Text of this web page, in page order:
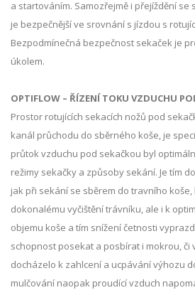
a startováním. Samozřejmě i přejíždění se
je bezpečnější ve srovnání s jízdou s
Bezpodmínečná bezpečnost sekaček je
úkolem.
OPTIFLOW – ŘÍZENÍ TOKU VZDUCHU
Prostor rotujících sekacích nožů pod
kanál průchodu do sběrného koše, je
průtok vzduchu pod sekačkou byl
režimy sekačky a způsoby sekání. Je tím
jak při sekání se sběrem do travního
dokonalému vyčištění trávníku, ale i k
objemu koše a tím snížení četnosti
schopnost posekat a posbírat i mokrou, či
docházelo k zahlcení a ucpávání výhozu
mulčování naopak proudící vzduch